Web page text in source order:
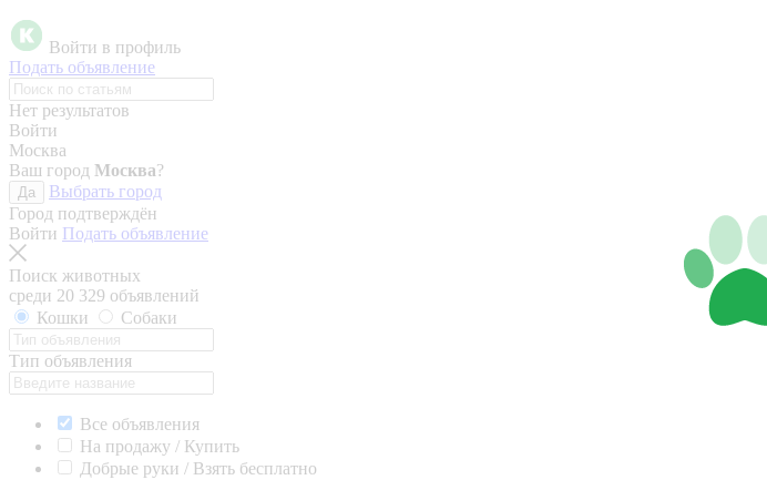
Войти в профиль
Подать объявление
Нет результатов
Войти
Москва
Ваш город Москва?
Да
Выбрать город
Город подтверждён
Войти Подать объявление
Поиск животных
среди 20 329 объявлений
Кошки
Собаки
Тип объявления
Все объявления
На продажу / Купить
Добрые руки / Взять бесплатно